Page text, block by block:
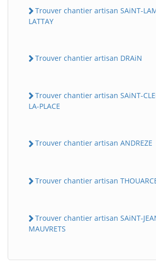
Trouver chantier artisan SAiNT-
LATTAY
Trouver chantier artisan DRAiN
Trouver chantier artisan SAiNT-
LA-PLACE
Trouver chantier artisan ANDREZE
Trouver chantier artisan
Trouver chantier artisan SAiNT-
MAUVRETS